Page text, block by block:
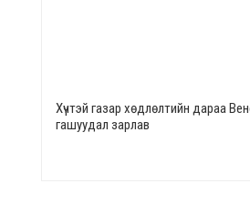
Хүчтэй газар хөдлөлтийн дараа
гашуудал зарлав